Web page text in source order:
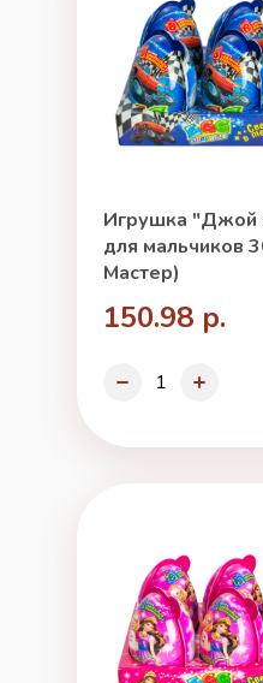
Игрушка "Джой
для мальчиков
Мастер)
150.98 р.